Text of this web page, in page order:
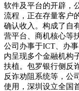
软件及平台的开辟，
流程，正在存量客户
确认收入。构成了自
营平台、商机核心等
公司办事于ICT、办
内呈现多个金融机构
扶植。包罗银行侧反
反诈劝阻系统等，公
使用，深圳设立全国